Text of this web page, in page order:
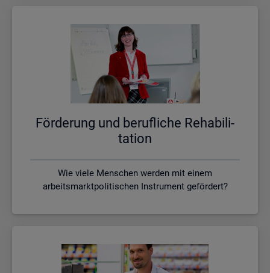
För­de­rung und be­ruf­li­che Re­ha­bi­li­
ta­ti­on
Wie viele Menschen werden mit einem
arbeitsmarktpolitischen Instrument gefördert?